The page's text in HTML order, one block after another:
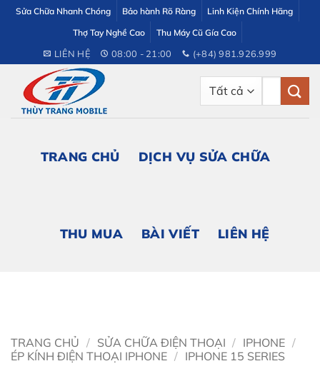
dung
Sửa Chữa Nhanh Chóng Bảo hành Rõ Ràng
Linh Kiện Chính Hãng
Thợ Tay Nghề Cao
Thu Máy Cũ Gía Cao
LIÊN HỆ 08:00 - 21:00 (+84) 981.926.999
TRANG CHỦ DỊCH VỤ SỬA CHỮA
THU MUA BÀI VIẾT LIÊN HỆ
TRANG CHỦ / SỬA CHỮA ĐIỆN THOẠI / IPHONE /
ÉP KÍNH ĐIỆN THOẠI IPHONE / IPHONE 15 SERIES